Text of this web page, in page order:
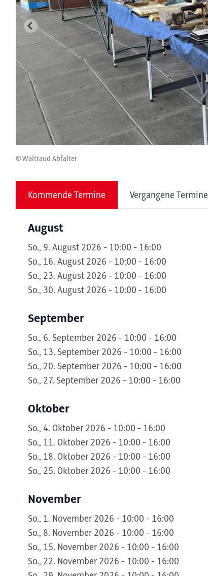
© Waltraud Abfalter
Kommende Termine Vergangene Termine
August
So., 9. August 2026 - 10:00 - 16:00
So., 16. August 2026 - 10:00 - 16:00
So., 23. August 2026 - 10:00 - 16:00
So., 30. August 2026 - 10:00 - 16:00
September
So., 6. September 2026 - 10:00 - 16:00
So., 13. September 2026 - 10:00 - 16:00
So., 20. September 2026 - 10:00 - 16:00
So., 27. September 2026 - 10:00 - 16:00
Oktober
So., 4. Oktober 2026 - 10:00 - 16:00
So., 11. Oktober 2026 - 10:00 - 16:00
So., 18. Oktober 2026 - 10:00 - 16:00
So., 25. Oktober 2026 - 10:00 - 16:00
November
So., 1. November 2026 - 10:00 - 16:00
So., 8. November 2026 - 10:00 - 16:00
So., 15. November 2026 - 10:00 - 16:00
So., 22. November 2026 - 10:00 - 16:00